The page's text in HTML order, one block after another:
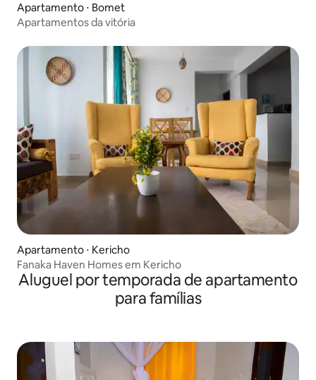
Apartamento ⋅ Bomet
Apartamentos da vitória
Apartamento ⋅ Kericho
Fanaka Haven Homes em Kericho
Aluguel por temporada de apartamento
para famílias